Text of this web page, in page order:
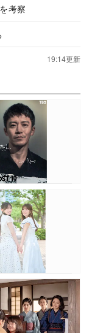
考察
19:14更新